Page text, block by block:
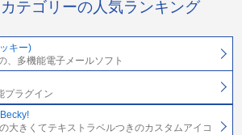
カテゴリーの人気ランキング
キー)
、多機能電子メールソフト
プラグイン
大きくてテキストラベルつきのカスタムアイコ